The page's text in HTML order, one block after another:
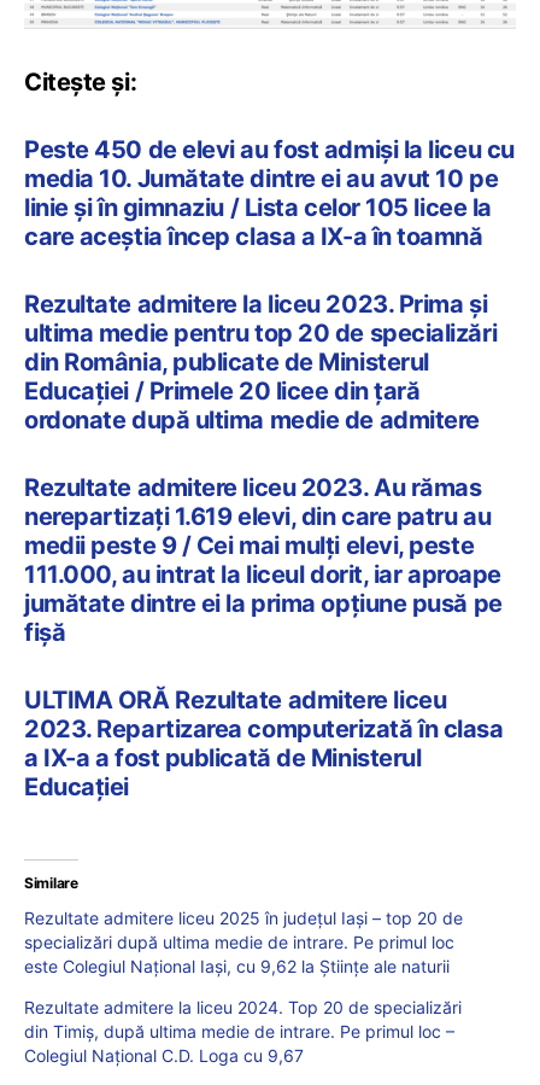
Citește și:
Peste 450 de elevi au fost admiși la liceu cu
media 10. Jumătate dintre ei au avut 10 pe
linie și în gimnaziu / Lista celor 105 licee la
care aceștia încep clasa a IX-a în toamnă
Rezultate admitere la liceu 2023. Prima și
ultima medie pentru top 20 de specializări
din România, publicate de Ministerul
Educației / Primele 20 licee din ţară
ordonate după ultima medie de admitere
Rezultate admitere liceu 2023. Au rămas
nerepartizați 1.619 elevi, din care patru au
medii peste 9 / Cei mai mulți elevi, peste
111.000, au intrat la liceul dorit, iar aproape
jumătate dintre ei la prima opțiune pusă pe
fișă
ULTIMA ORĂ Rezultate admitere liceu
2023. Repartizarea computerizată în clasa
a IX-a a fost publicată de Ministerul
Educației
Similare
Rezultate admitere liceu 2025 în județul Iași – top 20 de
specializări după ultima medie de intrare. Pe primul loc
este Colegiul Național Iași, cu 9,62 la Științe ale naturii
Rezultate admitere la liceu 2024. Top 20 de specializări
din Timiș, după ultima medie de intrare. Pe primul loc –
Colegiul Național C.D. Loga cu 9,67